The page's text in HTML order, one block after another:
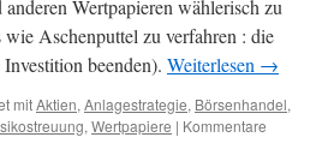
Wertpapieren wählerisch zu
wie Aschenputtel zu verfahren : die
beenden). Weiterlesen →
mitAktien, Anlagestrategie, Börsenhandel,
, Wertpapiere | Kommentare